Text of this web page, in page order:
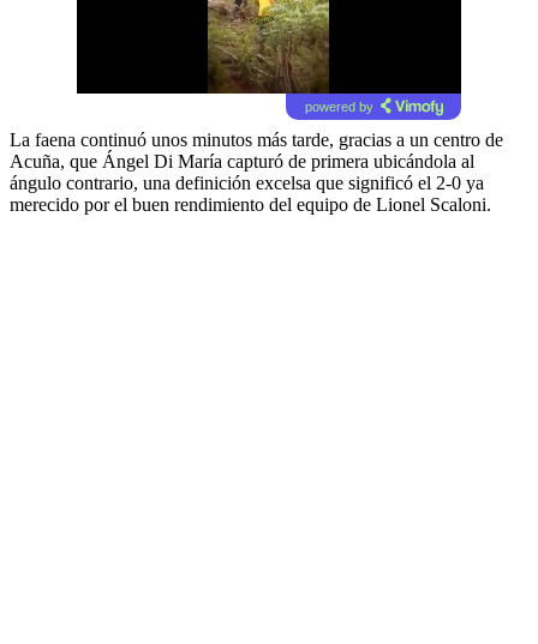
powered by
La faena continuó unos minutos más tarde, gracias a un centro de
Acuña, que Ángel Di María capturó de primera ubicándola al
ángulo contrario, una definición excelsa que significó el 2-0 ya
merecido por el buen rendimiento del equipo de Lionel Scaloni.